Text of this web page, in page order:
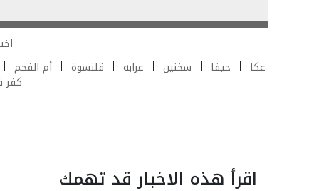
عكا
حيفا سخنين عرابة قلنسوة أم الفحم
كفر
اقرأ هذه الاخبار قد تهمك